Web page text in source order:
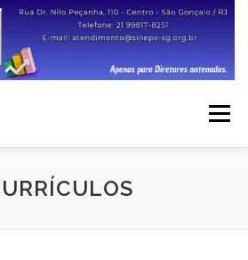
Menu
INSTITUCIONAL